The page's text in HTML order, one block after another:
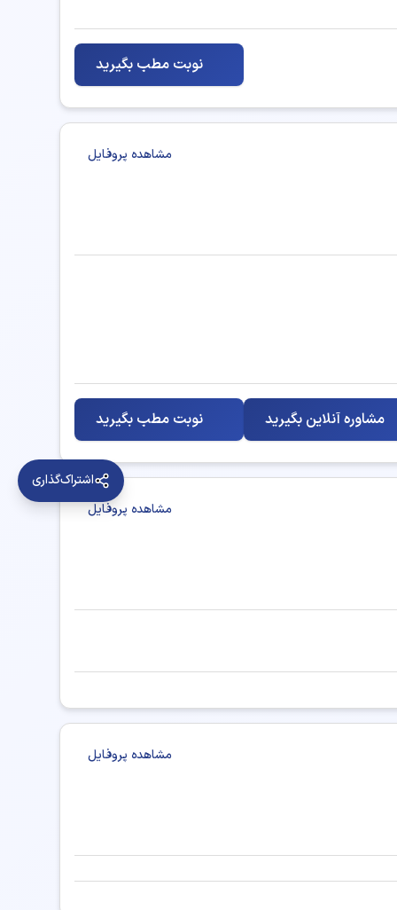
پوست، مو (عمومی)
همدان دکتر پزشکی ارومیه
دکتر پزشکی خرم آباد
اردبیل دکتر پزشکی ایلام
دکتر پزشکی زنجان
نوبت مطب بگیرید
مشاهده پروفایل
نوبت مطب بگیرید مشاوره آنلاین بگیرید
مشاهده پروفایل
مشاهده پروفایل
اشتراک‌گذاری